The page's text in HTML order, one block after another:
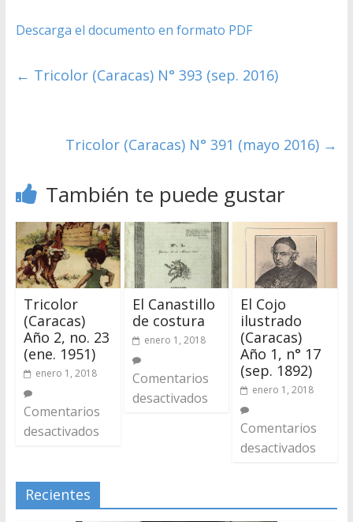
Descarga el documento en formato PDF
← Tricolor (Caracas) N° 393 (sep. 2016)
Tricolor (Caracas) N° 391 (mayo 2016) →
También te puede gustar
Tricolor
(Caracas)
Año 2, no. 23
(ene. 1951)
enero 1, 2018
Comentarios
desactivados
El Canastillo
de costura
enero 1, 2018
Comentarios
desactivados
El Cojo
ilustrado
(Caracas)
Año 1, n° 17
(sep. 1892)
enero 1, 2018
Comentarios
desactivados
Recientes